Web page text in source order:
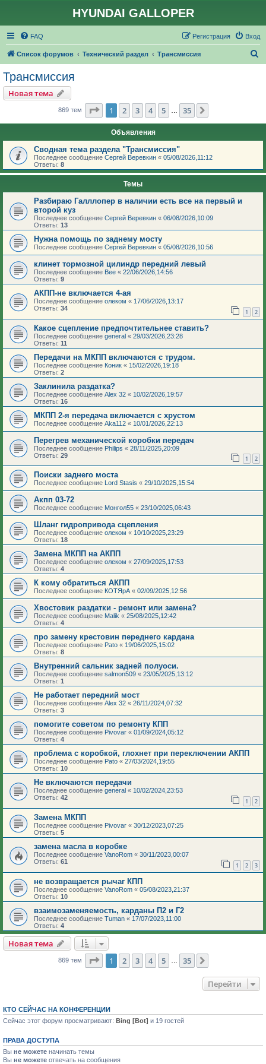
HYUNDAI GALLOPER
FAQ Вход
Регистрация
Список форумов Технический раздел Трансмиссия
Трансмиссия
Новая тема
869 тем Страница из 35
1 2 3 4 5 35
Объявления
Сводная тема раздела "Трансмиссия"
Последнее сообщение Сергей Веревкин « 05/08/2026,11:12
Ответы: 8
Темы
Разбираю Галллопер в наличии есть все на первый и
второй куз
Последнее сообщение Сергей Веревкин « 06/08/2026,10:09
Ответы: 13
Нужна помощь по заднему мосту
Последнее сообщение Сергей Веревкин « 05/08/2026,10:56
клинет тормозной цилиндр передний левый
Последнее сообщение Bee « 22/06/2026,14:56
Ответы: 9
АКПП-не включается 4-ая
Последнее сообщение олеком « 17/06/2026,13:17
Ответы: 34 1 2
Какое сцепление предпочтительнее ставить?
Последнее сообщение general « 29/03/2026,23:28
Ответы: 11
Передачи на МКПП включаются с трудом.
Последнее сообщение Коник « 15/02/2026,19:18
Ответы: 2
Заклинила раздатка?
Последнее сообщение Аlеx 32 « 10/02/2026,19:57
Ответы: 16
МКПП 2-я передача включается с хрустом
Последнее сообщение Aka112 « 10/01/2026,22:13
Перегрев механической коробки передач
Последнее сообщение Philips « 28/11/2025,20:09
Ответы: 29 1 2
Поиски заднего моста
Последнее сообщение Lord Stasis « 29/10/2025,15:54
Акпп 03-72
Последнее сообщение Монгол55 « 23/10/2025,06:43
Шланг гидропривода сцепления
Последнее сообщение олеком « 10/10/2025,23:29
Ответы: 18
Замена МКПП на АКПП
Последнее сообщение олеком « 27/09/2025,17:53
Ответы: 4
К кому обратиться АКПП
Последнее сообщение КОТЯрА « 02/09/2025,12:56
Хвостовик раздатки - ремонт или замена?
Последнее сообщение Malik « 25/08/2025,12:42
Ответы: 4
про замену крестовин переднего кардана
Последнее сообщение Pato « 19/06/2025,15:02
Ответы: 8
Внутренний сальник задней полуоси.
Последнее сообщение salmon509 « 23/05/2025,13:12
Ответы: 1
Не работает передний мост
Последнее сообщение Аlеx 32 « 26/11/2024,07:32
Ответы: 3
помогите советом по ремонту КПП
Последнее сообщение Pivovar « 01/09/2024,05:12
Ответы: 4
проблема с коробкой, глохнет при переключении АКПП
Последнее сообщение Pato « 27/03/2024,19:55
Ответы: 10
Не включаются передачи
Последнее сообщение general « 10/02/2024,23:53
Ответы: 42 1 2
Замена МКПП
Последнее сообщение Pivovar « 30/12/2023,07:25
Ответы: 5
замена масла в коробке
Последнее сообщение VanoRom « 30/11/2023,00:07
Ответы: 61 1 2 3
не возвращается рычаг КПП
Последнее сообщение VanoRom « 05/08/2023,21:37
Ответы: 10
взаимозаменяемость, карданы П2 и Г2
Последнее сообщение Tuman « 17/07/2023,11:00
Ответы: 4
Новая тема
869 тем Страница из 35
1 2 3 4 5 35
Перейти
КТО СЕЙЧАС НА КОНФЕРЕНЦИИ
Сейчас этот форум просматривают: Bing [Bot] и 19 гостей
ПРАВА ДОСТУПА
Вы не можете начинать темы
Вы не можете отвечать на сообщения